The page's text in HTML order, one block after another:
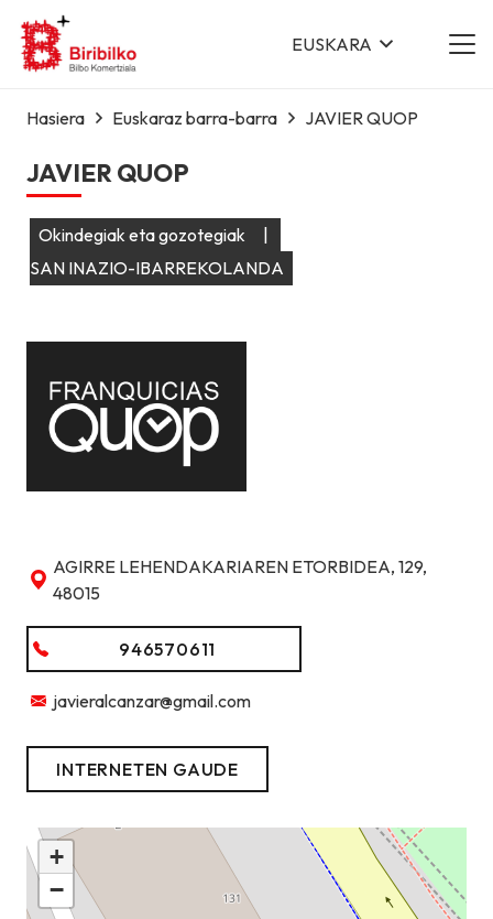
EUSKARA
Hasiera Euskaraz barra-barra JAVIER QUOP
JAVIER QUOP
Okindegiak eta gozotegiak
|
SAN INAZIO-IBARREKOLANDA
AGIRRE LEHENDAKARIAREN ETORBIDEA, 129,
48015
946570611
javieralcanzar@gmail.com
INTERNETEN GAUDE
+
−